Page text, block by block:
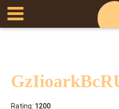
Rating: 1200